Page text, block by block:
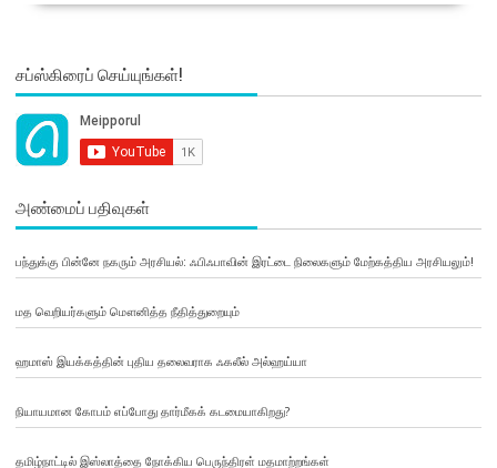
சப்ஸ்கிரைப் செய்யுங்கள்!
அண்மைப் பதிவுகள்
பந்துக்கு பின்னே நகரும் அரசியல்: ஃபிஃபாவின் இரட்டை நிலைகளும் மேற்கத்திய அரசியலும்!
மத வெறியர்களும் மௌனித்த நீதித்துறையும்
ஹமாஸ் இயக்கத்தின் புதிய தலைவராக ஃகலீல் அல்ஹய்யா
நியாயமான கோபம் எப்போது தார்மீகக் கடமையாகிறது?
தமிழ்நாட்டில் இஸ்லாத்தை நோக்கிய பெருந்திரள் மதமாற்றங்கள்